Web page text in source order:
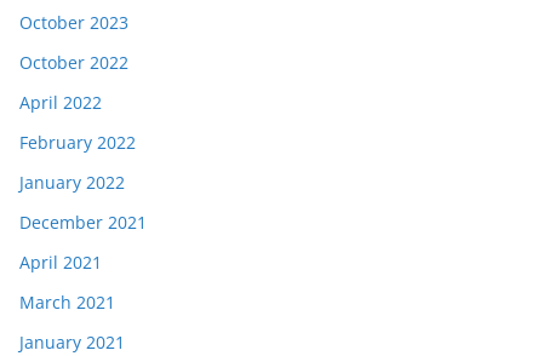
October 2023
October 2022
April 2022
February 2022
January 2022
December 2021
April 2021
March 2021
January 2021